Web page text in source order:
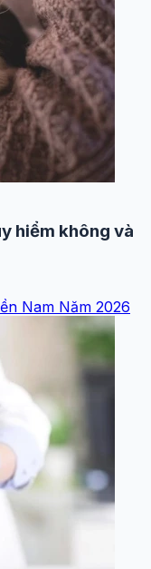
hiểm không và
Nam Năm 2026